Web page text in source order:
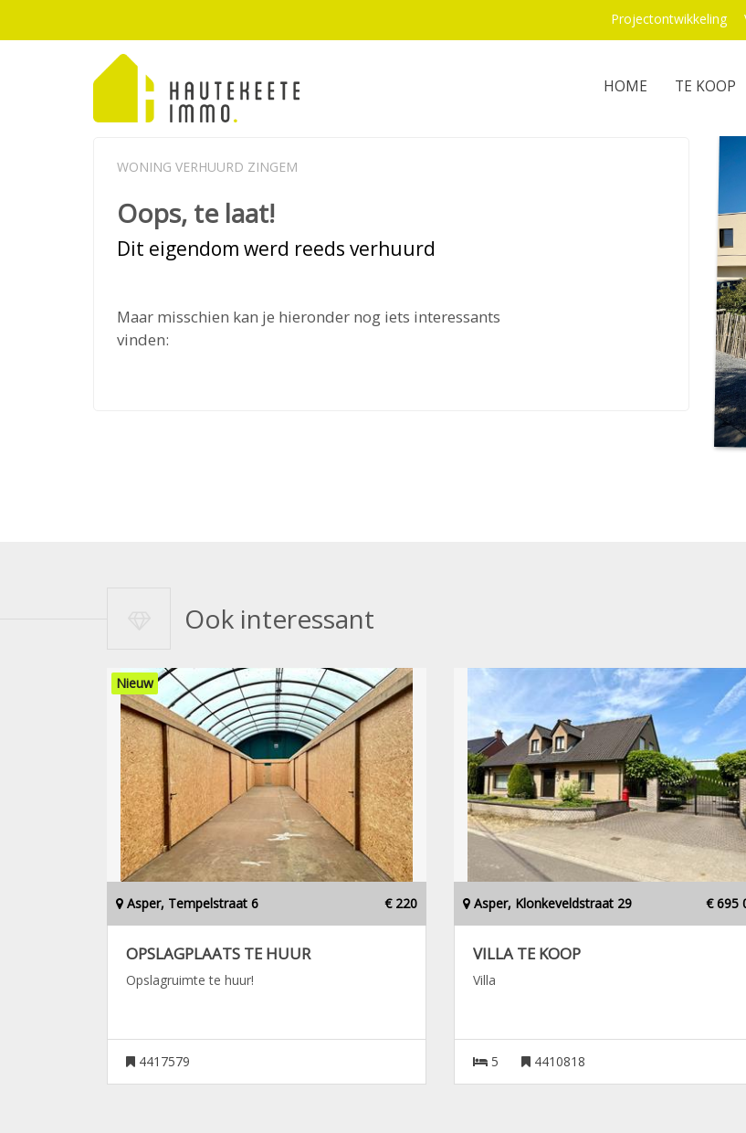
Projectontwikkeling
HOME TE KOOP
WONING VERHUURD ZINGEM
Oops, te laat!
Dit eigendom werd reeds verhuurd
Maar misschien kan je hieronder nog iets interessants
vinden:
Ook interessant
Nieuw
Asper, Tempelstraat 6 € 220
OPSLAGPLAATS TE HUUR
Opslagruimte te huur!
4417579
Asper, Klonkeveldstraat 29 € 695
VILLA TE KOOP
Villa
5 4410818